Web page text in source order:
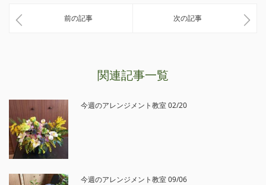
前の記事 次の記事
関連記事一覧
今週のアレンジメント教室 02/20
今週のアレンジメント教室 09/06